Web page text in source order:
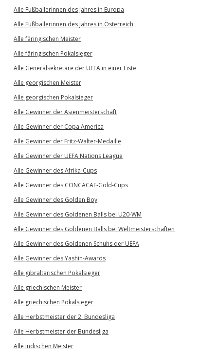
Alle Fußballerinnen des Jahres in Europa
Alle Fußballerinnen des Jahres in Österreich
Alle färingischen Meister
Alle färingischen Pokalsieger
Alle Generalsekretäre der UEFA in einer Liste
Alle georgischen Meister
Alle georgischen Pokalsieger
Alle Gewinner der Asienmeisterschaft
Alle Gewinner der Copa America
Alle Gewinner der Fritz-Walter-Medaille
Alle Gewinner der UEFA Nations League
Alle Gewinner des Afrika-Cups
Alle Gewinner des CONCACAF-Gold-Cups
Alle Gewinner des Golden Boy
Alle Gewinner des Goldenen Balls bei U20-WM
Alle Gewinner des Goldenen Balls bei Weltmeisterschaften
Alle Gewinner des Goldenen Schuhs der UEFA
Alle Gewinner des Yashin-Awards
Alle gibraltarischen Pokalsieger
Alle griechischen Meister
Alle griechischen Pokalsieger
Alle Herbstmeister der 2. Bundesliga
Alle Herbstmeister der Bundesliga
Alle indischen Meister